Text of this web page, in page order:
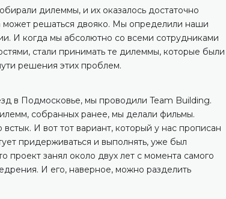
дилеммы, и их оказалось достаточно
может решаться двояко. Мы определили наши
И когда мы абсолютно со всеми сотрудниками
стали принимать те дилеммы, которые были
решения этих проблем.
в Подмосковье, мы проводили Team Building.
собранных ранее, мы делали фильмы.
И вот тот вариант, который у нас прописан
придерживаться и выполнять, уже был
проект занял около двух лет с момента самого
И его, наверное, можно разделить